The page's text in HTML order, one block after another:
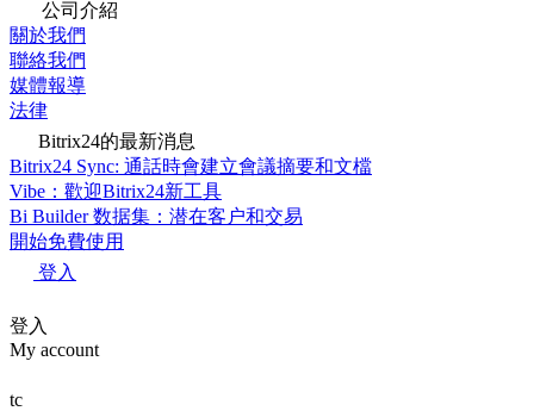
公司介紹
關於我們
聯絡我們
媒體報導
法律
Bitrix24的最新消息
Bitrix24 Sync: 通話時會建立會議摘要和文檔
Vibe：歡迎Bitrix24新工具
Bi Builder 数据集：潜在客户和交易
開始免費使用
登入
登入
My account
tc